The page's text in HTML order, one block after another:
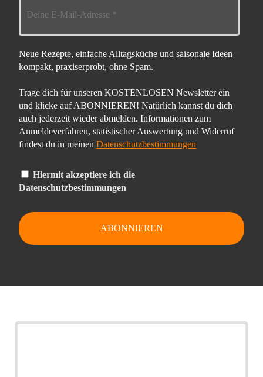
Neue Rezepte, einfache Alltagsküche und saisonale Ideen –
kompakt, praxiserprobt, ohne Spam.
Trage dich für unseren KOSTENLOSEN Newsletter ein
und klicke auf ABONNIEREN! Natürlich kannst du dich
auch jederzeit wieder abmelden. Informationen zum
Anmeldeverfahren, statistischer Auswertung und Widerruf
findest du in meinenDatenschutzbestimmungen
Hiermit akzeptiere ich die
Datenschutzbestimmungen